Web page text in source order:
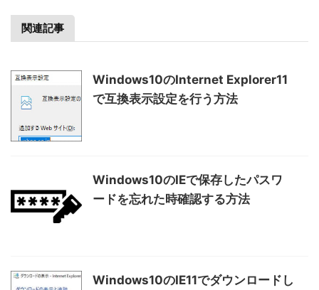
関連記事
Windows10のInternet Explorer11
で互換表示設定を行う方法
Windows10のIEで保存したパスワ
ードを忘れた時確認する方法
Windows10のIE11でダウンロードし